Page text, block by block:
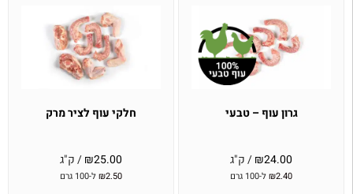
גרון עוף – טבעי
₪24.00 / ק"ג
₪2.40 ל-100 גרם
חלקי עוף לציר מרק
₪25.00 / ק"ג
₪2.50 ל-100 גרם